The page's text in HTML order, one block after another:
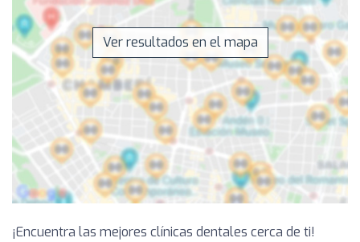
Ver resultados en el mapa
¡Encuentra las mejores clínicas dentales cerca de ti!